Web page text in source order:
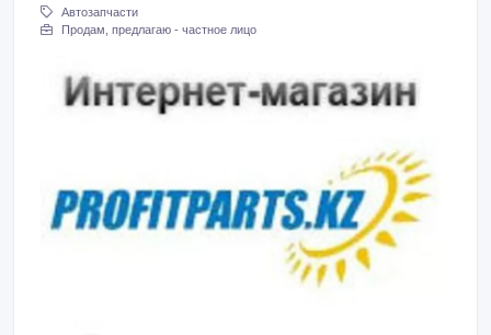
Автозапчасти
Продам, предлагаю - частное лицо